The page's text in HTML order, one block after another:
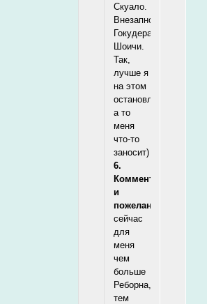
Скуало.
Внезапно!!
Гокудера/
Шоичи.
Так,
лучше я
на этом
остановлюсь,
а то
меня
что-то
заносит)
6.
Комментарии
и
пожелания:
сейчас
для
меня
чем
больше
Реборна,
тем